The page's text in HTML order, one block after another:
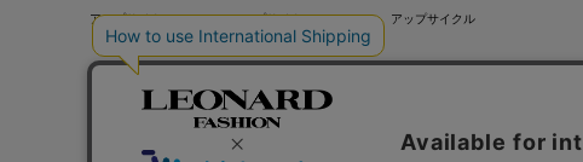
アップサイクル アップサイクル アップサイクル